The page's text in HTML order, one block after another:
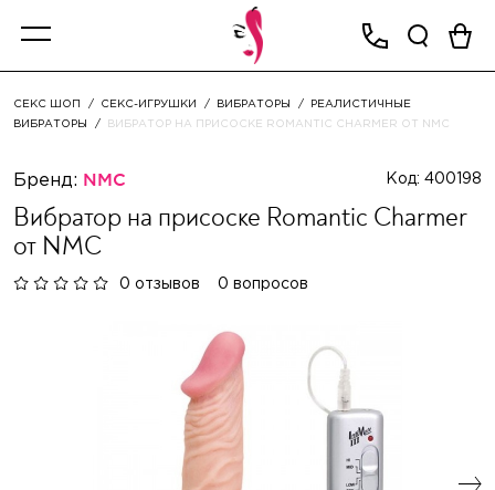
СЕКС ШОП СЕКС-ИГРУШКИ ВИБРАТОРЫ
РЕАЛИСТИЧНЫЕ
ВИБРАТОРЫ
ВИБРАТОР НА ПРИСОСКЕ ROMANTIC CHARMER ОТ NMC
Бренд: NMC Код: 400198
Вибратор на присоске Romantic Charmer
от NMC
0 отзывов 0 вопросов